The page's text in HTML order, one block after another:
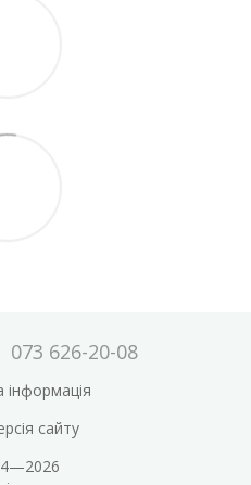
073 626-20-08
інформація
сайту